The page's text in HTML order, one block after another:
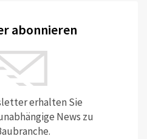
abonnieren
erhalten Sie
News zu